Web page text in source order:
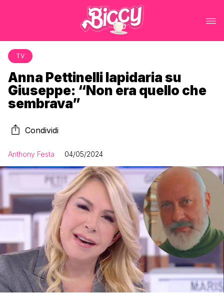
TV
Anna Pettinelli lapidaria su
Giuseppe: “Non era quello che
sembrava”
Condividi
Anthony Festa 04/05/2024